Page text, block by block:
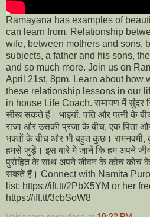
Ramayana has examples of
can learn from. Relationship
wife, between mothers and sons,
subjects, a father and his sons,
and so much more. Join us on
April 21st, 8pm. Learn about how
these relationship lessons in our
in house Life Coach. रामायण में सुंदर
सीख सकते हैं। भाइयों, पति और पत्नी के
राजा और उसकी प्रजा के बीच, एक पिता
भक्तों के बीच और भी बहुत कुछ।
हमसे जुड़ें। इस बारे में जानें कि हम अपने
पुरोहित के साथ अपने जीवन के कोच
सकते हैं। Connect with Namita
list: https://ift.tt/2PbX5YM or her
https://ift.tt/3cbSoW8